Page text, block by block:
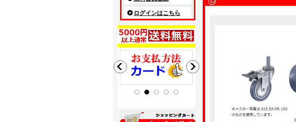
ログインはこちら